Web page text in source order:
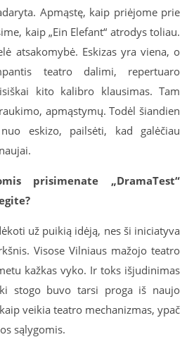
Apmąstę, kaip priėjome prie
kaip „Ein Elefant“ atrodys toliau.
atsakomybė. Eskizas yra viena, o
teatro dalimi, repertuaro
kito kalibro klausimas. Tam
apmąstymų. Todėl šiandien
eskizo, pailsėti, kad galėčiau
prisimenate „DramaTest“
už puikią idėją, nes ši iniciatyva
Visose Vilniaus mažojo teatro
kažkas vyko. Ir toks išjudinimas
stogo buvo tarsi proga iš naujo
veikia teatro mechanizmas, ypač
sąlygomis.